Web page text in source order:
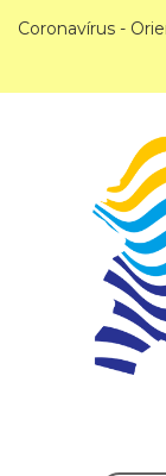
Coronavírus -